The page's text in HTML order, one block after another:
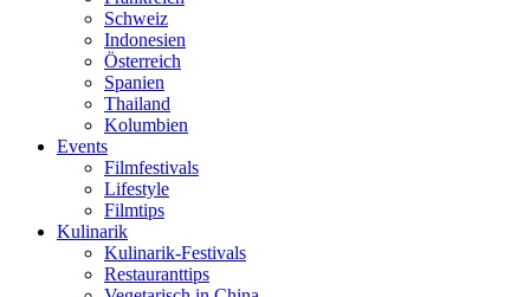
Schweiz
Indonesien
Österreich
Spanien
Thailand
Kolumbien
Events
Filmfestivals
Lifestyle
Filmtips
Kulinarik
Kulinarik-Festivals
Restauranttips